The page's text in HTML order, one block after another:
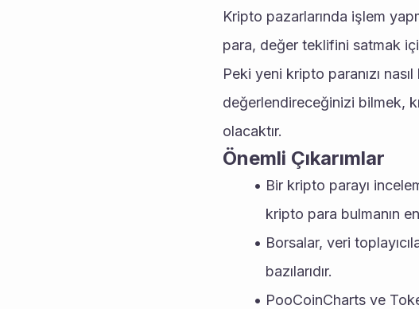
Kripto pazarlarında işlem
para, değer teklifini satmak
Peki yeni kripto paranızı nasıl
değerlendireceğinizi bilmek,
olacaktır.
Önemli Çıkarımlar
Bir kripto parayı
kripto para bulmanın
Borsalar, veri
bazılarıdır.
PooCoinCharts ve